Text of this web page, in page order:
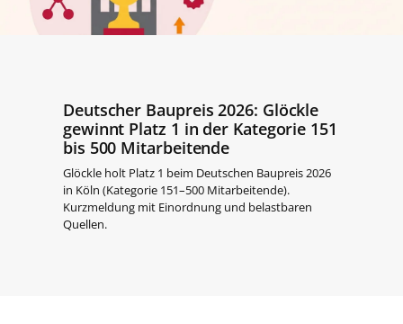
Deutscher Baupreis 2026: Glöckle
gewinnt Platz 1 in der Kategorie 151
bis 500 Mitarbeitende
Glöckle holt Platz 1 beim Deutschen Baupreis 2026
in Köln (Kategorie 151–500 Mitarbeitende).
Kurzmeldung mit Einordnung und belastbaren
Quellen.